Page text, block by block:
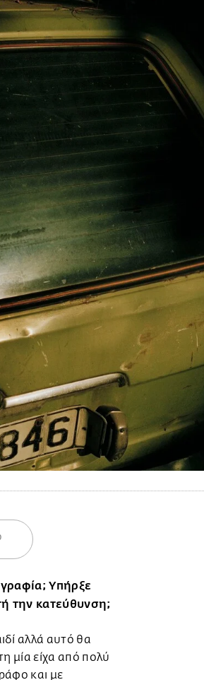
Υπήρξε
την κατεύθυνση;
αλλά αυτό θα
μία είχα από πολύ
και με